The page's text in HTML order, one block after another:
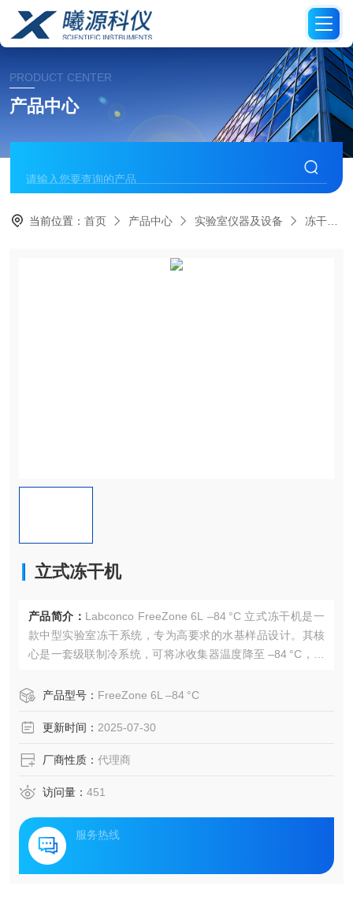
PRODUCT CENTER
产品中心
当前位置：首页 产品中心 实验室仪器及设备 冻干机
立式冻干机
产品简介： Labconco FreeZone 6L –84 °C 立式冻干机是一
款中型实验室冻干系统，专为高要求的水基样品设计。其核
心是一套级联制冷系统，可将冰收集器温度降至 –84 °C，实
产品型号： FreeZone 6L –84 °C
更新时间： 2025-07-30
厂商性质： 代理商
访问量： 451
服务热线